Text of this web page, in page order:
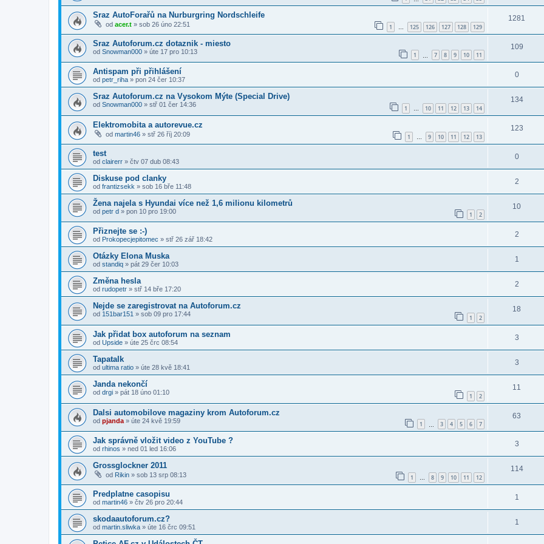
Sraz AutoForařů na Nurburgring Nordschleife
od acer.t » sob 26 úno 22:51 1 … 125 126 127 128 129
1281
Sraz Autoforum.cz dotaznik - miesto
od Snowman000 » úte 17 pro 10:13 1 7 8 9 10 11
109
Antispam při přihlášení
od petr_riha » pon 24 čer 10:37
0
Sraz Autoforum.cz na Vysokom Mýte (Special Drive)
od Snowman000 » stř 01 čer 14:36 1 … 10 11 12 13 14
134
Elektromobita a autorevue.cz
od martin46 » stř 26 říj 20:09 1 … 9 10 11 12 13
123
test
od clairerr » čtv 07 dub 08:43
0
Diskuse pod clanky
od frantizsekk » sob 16 bře 11:48
2
Žena najela s Hyundai více než 1,6 milionu kilometrů
od petr d » pon 10 pro 19:00 1 2
10
Přiznejte se :-)
od Prokopecjepitomec » stř 26 zář 18:42
2
Otázky Elona Muska
od standiq » pát 29 čer 10:03
1
Změna hesla
od rudopetr » stř 14 bře 17:20
2
Nejde se zaregistrovat na Autoforum.cz
od 151bar151 » sob 09 pro 17:44 1 2
18
Jak přidat box autoforum na seznam
od Upside » úte 25 črc 08:54
3
Tapatalk
od ultima ratio » úte 28 kvě 18:41
3
Janda nekončí
od drgi » pát 18 úno 01:10 1 2
11
Dalsi automobilove magaziny krom Autoforum.cz
od pjanda » úte 24 kvě 19:59 1 3 4 5 6 7
63
Jak správně vložit video z YouTube ?
od rhinos » ned 01 led 16:06
3
Grossglockner 2011
od Rikin » sob 13 srp 08:13 1 … 8 9 10 11 12
114
Predplatne casopisu
od martin46 » čtv 26 pro 20:44
1
skodaautoforum.cz?
od martin.sliwka » úte 16 črc 09:51
1